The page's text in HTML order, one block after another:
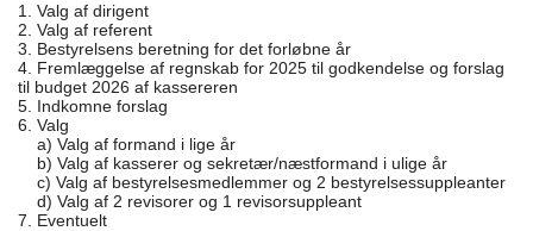
1. Valg af dirigent
2. Valg af referent
3. Bestyrelsens beretning for det forløbne år
4. Fremlæggelse af regnskab for 2025 til godkendelse og forslag
til budget 2026 af kassereren
5. Indkomne forslag
6. Valg
a) Valg af formand i lige år
b) Valg af kasserer og sekretær/næstformand i ulige år
c) Valg af bestyrelsesmedlemmer og 2 bestyrelsessuppleanter
d) Valg af 2 revisorer og 1 revisorsuppleant
7. Eventuelt